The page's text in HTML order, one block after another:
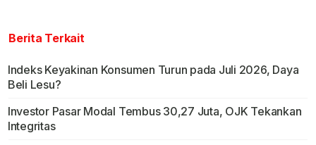
Berita Terkait
Indeks Keyakinan Konsumen Turun pada Juli 2026, Daya
Beli Lesu?
Investor Pasar Modal Tembus 30,27 Juta, OJK Tekankan
Integritas